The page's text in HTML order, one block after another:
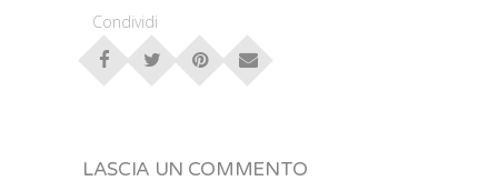
Condividi
LASCIA UN COMMENTO